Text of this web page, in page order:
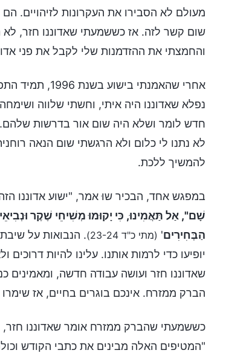
מעולם לא הסבירו את העקרונות לזיהויים. הם
שום קשר לזה. אז כששמעתי שאדוננו חזר,
והחמצתי את ההזדמנות שלי לקבל את פני
אחרי
נפלא שאדוננו היה איתי, וחשתי שלווה
חדש לומר ושלא היה שום אור בדרשות שלהם.
לא נתנו לי כלום ולא הרגשתי שום הנאה
להמשיך ללכת.
במפגש אחד, הבכיר שוּ אמר, "ישוע אדוננו
שָׁם", אַל תַּאֲמִינוּ, כִּי יָקוּמוּ מְשִׁיחֵי שֶׁקֶר
הַבְּחִירִים' (מתי כ"ד 23-24)
. הנבואות על
יופיעו כדי לרמות אותנו. עלינו להיות
שאדוננו חזר ועושה עבודה חדשה, ומאמינים
הברק ממזרח. אינכם בוגרים בחיים, אז
כששמעתי שהברק ממזרח אומר שאדוננו חזר,
"המטיפים האלה מבינים את כתבי הקודש